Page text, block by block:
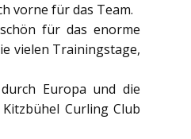
vorne für das Team.
für das enorme
vielen Trainingstage,
Europa und die
Curling Club